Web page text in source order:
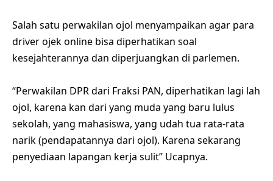
Salah satu perwakilan ojol menyampaikan agar para
driver ojek online bisa diperhatikan soal
kesejahterannya dan diperjuangkan di parlemen.
“Perwakilan DPR dari Fraksi PAN, diperhatikan lagi lah
ojol, karena kan dari yang muda yang baru lulus
sekolah, yang mahasiswa, yang udah tua rata-rata
narik (pendapatannya dari ojol). Karena sekarang
penyediaan lapangan kerja sulit” Ucapnya.